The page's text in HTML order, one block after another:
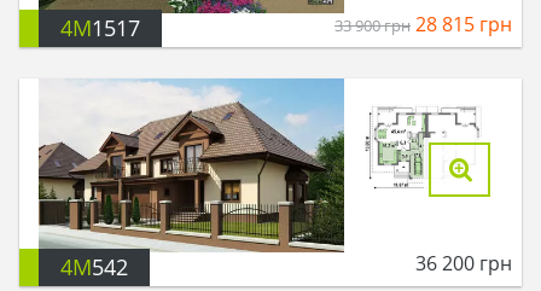
4M1517 33 900грн 28 815 грн
4M542 36 200 грн